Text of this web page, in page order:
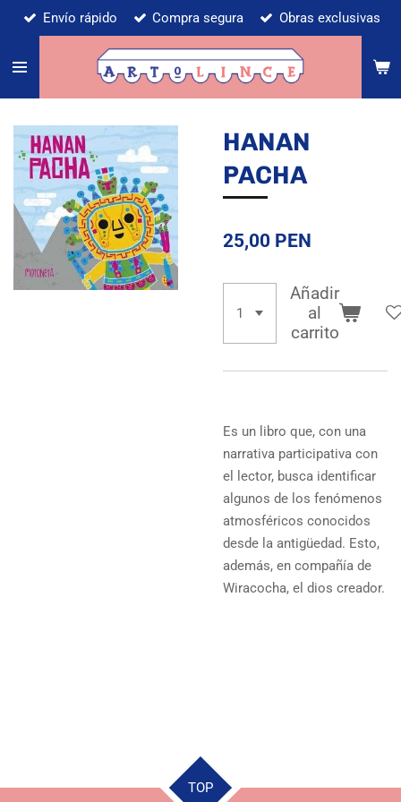
contenido
Envío rápido Compra segura Obras exclusivas
HANAN
PACHA
25,00 PEN
Añadir
al
carrito
Es un libro que, con una
narrativa participativa con
el lector, busca identificar
algunos de los fenómenos
atmosféricos conocidos
desde la antigüedad. Esto,
además, en compañía de
Wiracocha, el dios creador.
TOP